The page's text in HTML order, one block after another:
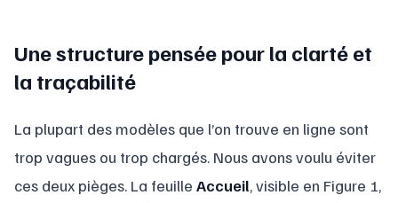
Une structure pensée pour la clarté et
la traçabilité
La plupart des modèles que l’on trouve en ligne sont
trop vagues ou trop chargés. Nous avons voulu éviter
ces deux pièges. La feuille Accueil, visible en Figure 1,